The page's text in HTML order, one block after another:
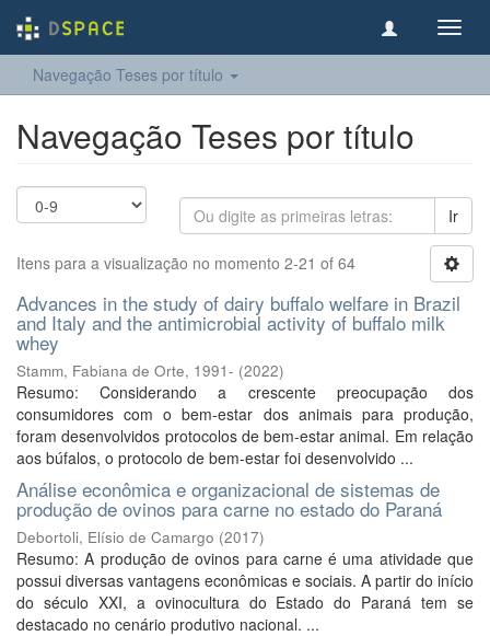
Navegação Teses por título
Navegação Teses por título
Ir
Itens para a visualização no momento 2-21 of 64
Advances in the study of dairy buffalo welfare in Brazil
and Italy and the antimicrobial activity of buffalo milk
whey
Stamm, Fabiana de Orte, 1991- (2022)
Resumo: Considerando a crescente preocupação dos
consumidores com o bem-estar dos animais para produção,
foram desenvolvidos protocolos de bem-estar animal. Em relação
aos búfalos, o protocolo de bem-estar foi desenvolvido ...
Análise econômica e organizacional de sistemas de
produção de ovinos para carne no estado do Paraná
Debortoli, Elísio de Camargo (2017)
Resumo: A produção de ovinos para carne é uma atividade que
possui diversas vantagens econômicas e sociais. A partir do início
do século XXI, a ovinocultura do Estado do Paraná tem se
destacado no cenário produtivo nacional. ...